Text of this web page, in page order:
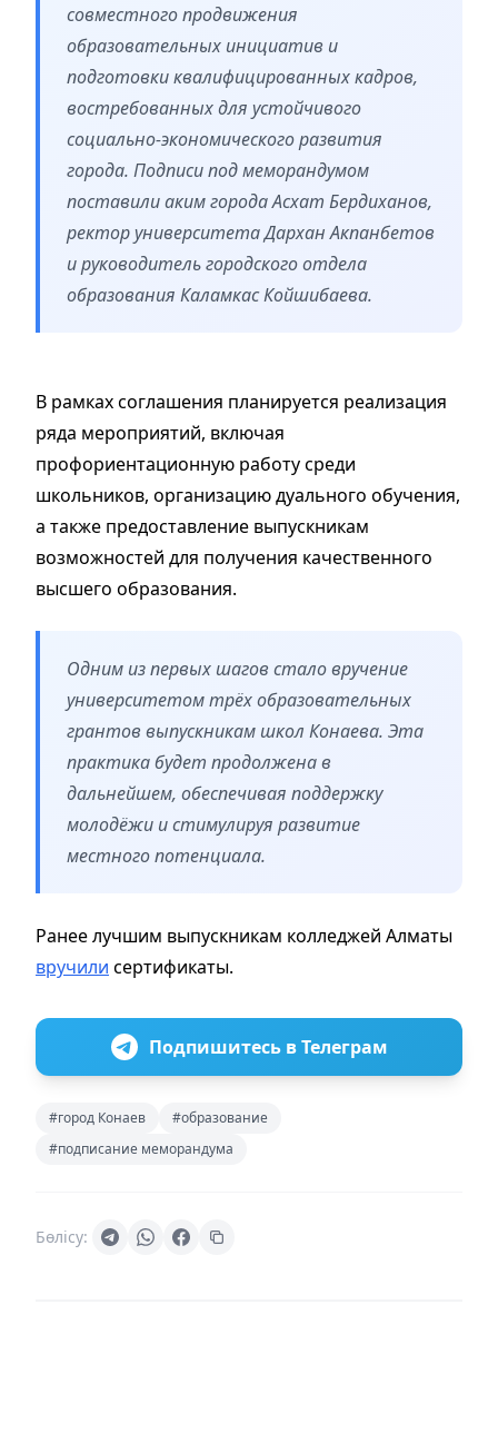
совместного продвижения
образовательных инициатив и
подготовки квалифицированных кадров,
востребованных для устойчивого
социально-экономического развития
города. Подписи под меморандумом
поставили аким города Асхат Бердиханов,
ректор университета Дархан Акпанбетов
и руководитель городского отдела
образования Каламкас Койшибаева.
В рамках соглашения планируется реализация
ряда мероприятий, включая
профориентационную работу среди
школьников, организацию дуального обучения,
а также предоставление выпускникам
возможностей для получения качественного
высшего образования.
Одним из первых шагов стало вручение
университетом трёх образовательных
грантов выпускникам школ Конаева. Эта
практика будет продолжена в
дальнейшем, обеспечивая поддержку
молодёжи и стимулируя развитие
местного потенциала.
Ранее лучшим выпускникам колледжей Алматы
вручили сертификаты.
Подпишитесь в Телеграм
#город Конаев
#образование
#подписание меморандума
Бөлісу: